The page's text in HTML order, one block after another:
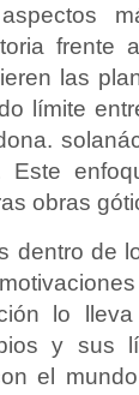
frente
las
límite
obras
dentro de
lo
y sus
el